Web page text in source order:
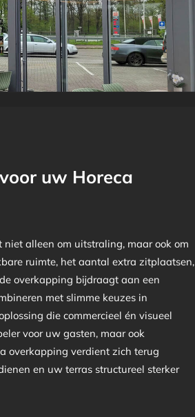
uw Horeca
alleen om uitstraling, maar ook om
ruimte, het aantal extra zitplaatsen,
overkapping bijdraagt aan een
met slimme keuzes in
die commercieel én visueel
voor uw gasten, maar ook
overkapping verdient zich terug
en uw terras structureel sterker